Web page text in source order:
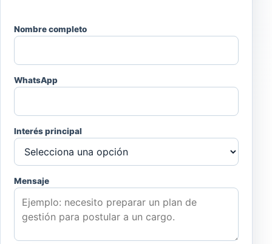
Nombre completo
WhatsApp
Interés principal
Mensaje